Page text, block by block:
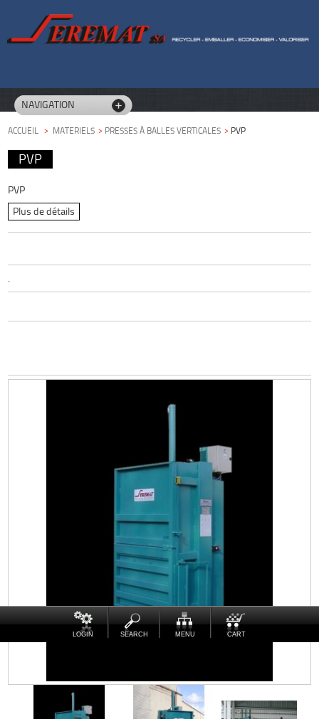
NAVIGATION
ACCUEIL > MATERIELS > PRESSES À BALLES VERTICALES > PVP
PVP
PVP
Plus de détails
.
LOGIN SEARCH MENU CART